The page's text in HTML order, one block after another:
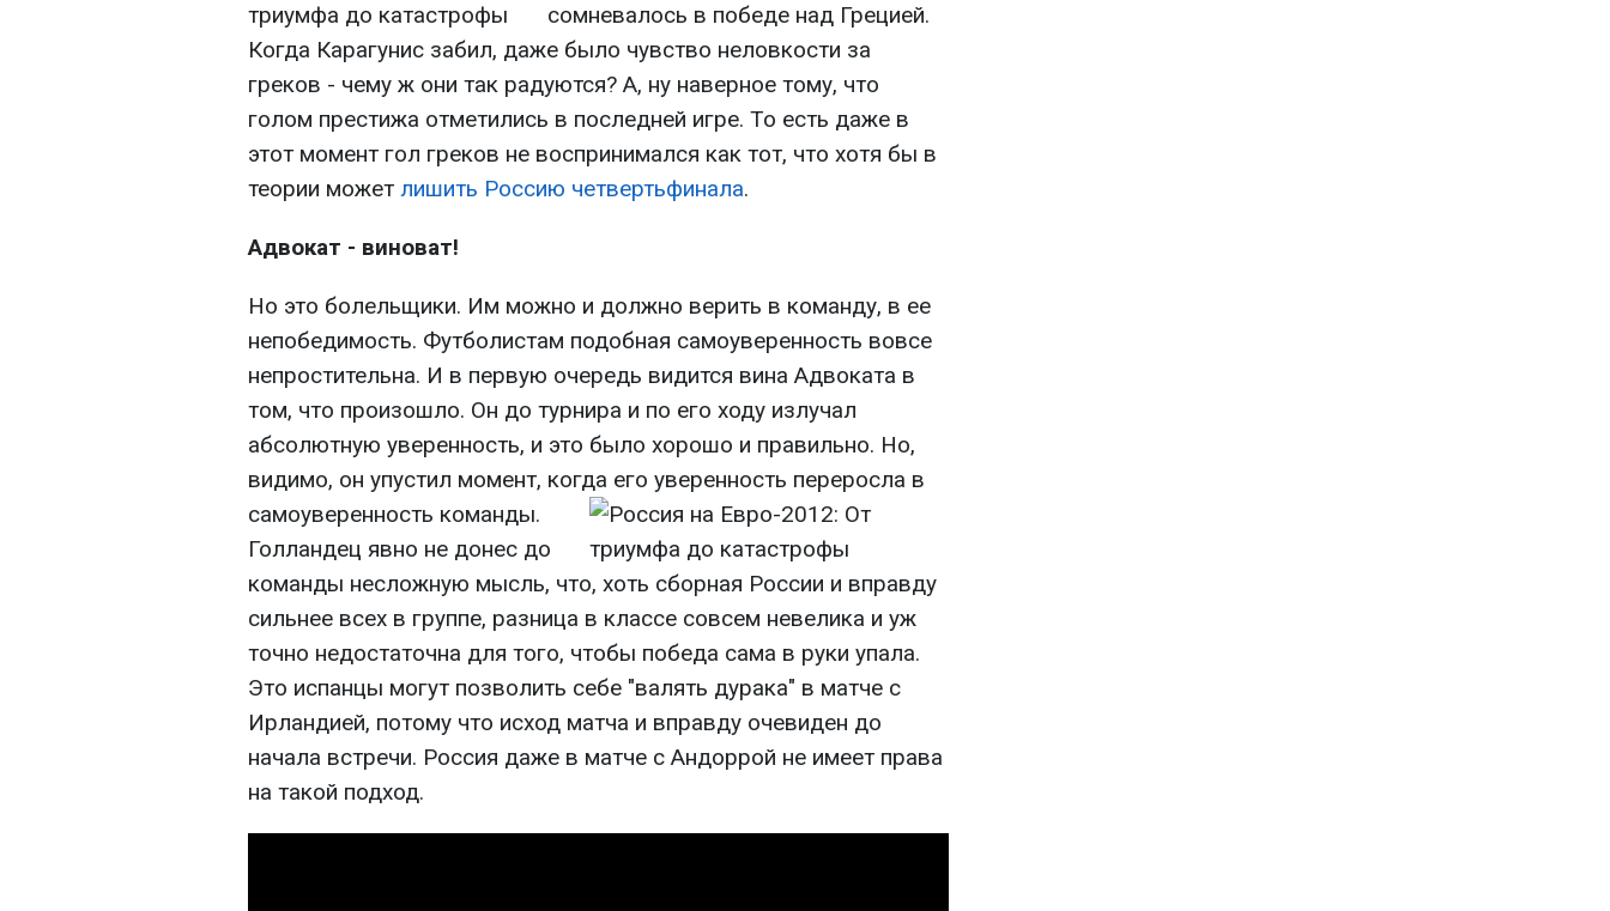
сомневалось в победе над Грецией.
Когда Карагунис забил, даже было чувство неловкости за
греков - чему ж они так радуются? А, ну наверное тому, что
голом престижа отметились в последней игре. То есть даже в
этот момент гол греков не воспринимался как тот, что хотя бы в
теории может лишить Россию четвертьфинала.
Адвокат - виноват!
Но это болельщики. Им можно и должно верить в команду, в ее
непобедимость. Футболистам подобная самоуверенность вовсе
непростительна. И в первую очередь видится вина Адвоката в
том, что произошло. Он до турнира и по его ходу излучал
абсолютную уверенность, и это было хорошо и правильно. Но,
видимо, он упустил момент, когда его уверенность переросла в
самоуверенность команды.
Голландец явно не донес до
команды несложную мысль, что, хоть сборная России и вправду
сильнее всех в группе, разница в классе совсем невелика и уж
точно недостаточна для того, чтобы победа сама в руки упала.
Это испанцы могут позволить себе "валять дурака" в матче с
Ирландией, потому что исход матча и вправду очевиден до
начала встречи. Россия даже в матче с Андоррой не имеет права
на такой подход.